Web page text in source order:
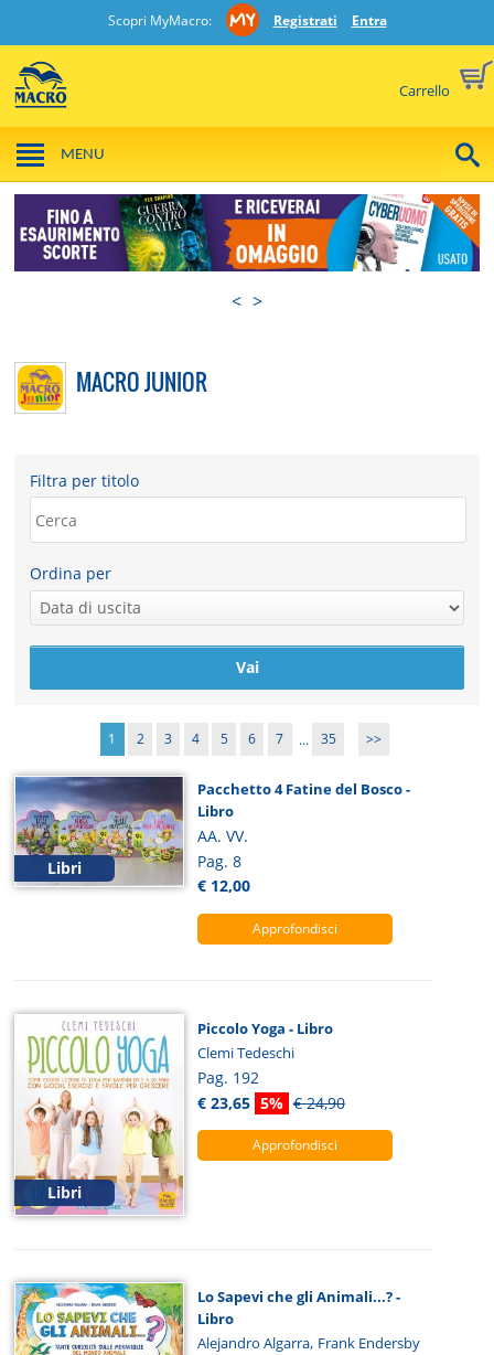
Scopri MyMacro: Registrati Entra
Carrello
MENU
< >
MACRO JUNIOR
Filtra per titolo
Ordina per
1 2 3 4 5 6 7 ... 35 >>
Libri
Pacchetto 4 Fatine del Bosco -
Libro
AA. VV.
Pag. 8
€ 12,00
Approfondisci
Libri
Piccolo Yoga - Libro
Clemi Tedeschi
Pag. 192
€ 23,65 5% € 24,90
Approfondisci
Lo Sapevi che gli Animali...? -
Libro
Alejandro Algarra, Frank Endersby